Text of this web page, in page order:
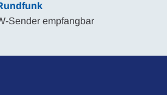
Sender empfangbar